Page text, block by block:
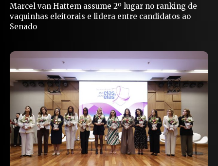
Marcel van Hattem assume 2º lugar no ranking de
vaquinhas eleitorais e lidera entre candidatos ao
Senado